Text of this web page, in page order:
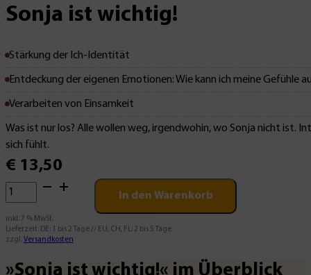
Sonja ist wichtig!
Stärkung der Ich-Identität
Entdeckung der eigenen Emotionen: Wie kann ich meine Gefühle
Verarbeiten von Einsamkeit
Was ist nur los? Alle wollen weg, irgendwohin, wo Sonja nicht ist.
sich fühlt.
€ 13,50
Sonja
ist
wichtig!
Menge
In den Warenkorb
inkl. 7 % MwSt.
Lieferzeit: DE: 1 bis 2 Tage // EU, CH, FL: 2 bis 5 Tage
zzgl.Versandkosten
»Sonja ist wichtig!« im Überblick